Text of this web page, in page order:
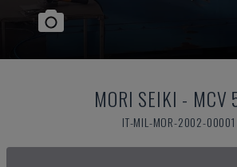
MORI SEIKI - MCV
IT-MIL-MOR-2002-00001